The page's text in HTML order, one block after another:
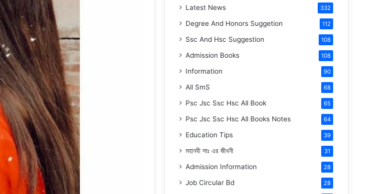
Latest News 332
Degree And Honors Suggetion 112
Ssc And Hsc Suggestion 108
Admission Books 108
Information 90
All SmS 68
Psc Jsc Ssc Hsc All Book 65
Psc Jsc Ssc Hsc All Books Notes 64
Education Tips 39
মহানবীসাঃ এর জীবনী 31
Admission Information 28
Job Circular Bd 28